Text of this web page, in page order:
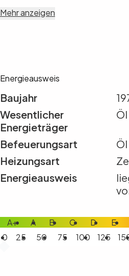
Mehr anzeigen
Energieausweis
Baujahr
Wesentlicher
Energieträger
Öl
Befeuerungsart
Öl
Heizungsart
Energieausweis
A+ A B C D E
0
25 50 75 100 125